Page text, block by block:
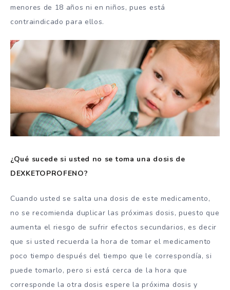
menores de 18 años ni en niños, pues está
contraindicado para ellos.
¿Qué sucede si usted no se toma una dosis de
DEXKETOPROFENO?
Cuando usted se salta una dosis de este medicamento,
no se recomienda duplicar las próximas dosis, puesto que
aumenta el riesgo de sufrir efectos secundarios, es decir
que si usted recuerda la hora de tomar el medicamento
poco tiempo después del tiempo que le correspondía, si
puede tomarlo, pero si está cerca de la hora que
corresponde la otra dosis espere la próxima dosis y